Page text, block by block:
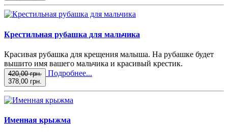
Крестильная рубашка для мальчика
Красивая рубашка для крещения малыша. На рубашке будет
вышито имя вашего мальчика и красивый крестик.
420,00 грн.
378,00 грн.
Подробнее...
Именная крыжма